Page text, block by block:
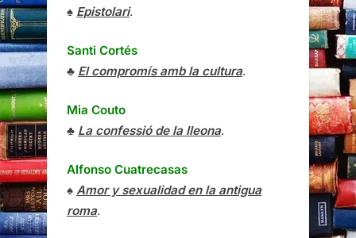
♠ Epistolari.
Santi Cortés
♣ El compromís amb la cultura.
Mia Couto
♣ La confessió de la lleona.
Alfonso Cuatrecasas
♠ Amor y sexualidad en la antigua
roma.